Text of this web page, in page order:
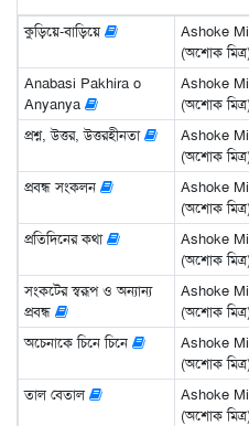
কুড়িয়ে-বাড়িয়ে
Ashoke
(অশোক
Anabasi Pakhira o
Anyanya
Ashoke
(অশোক
প্রশ্ন, উত্তর, উত্তরহীনতা
Ashoke
(অশোক
প্রবন্ধ সংকলন
Ashoke
(অশোক
প্রতিদিনের কথা
Ashoke
(অশোক
সংকটের স্বরূপ ও অন্যান্য
প্রবন্ধ
Ashoke
(অশোক
অচেনাকে চিনে চিনে
Ashoke
(অশোক
তাল বেতাল
Ashoke
(অশোক